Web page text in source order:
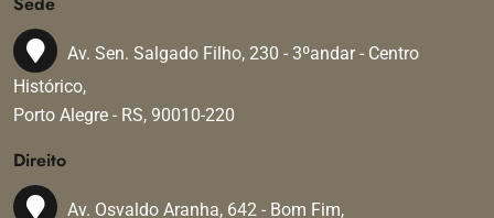
Av. Sen. Salgado Filho, 230 - 3ºandar - Centro
Histórico,
Porto Alegre - RS, 90010-220
Direito
Av. Osvaldo Aranha, 642 - Bom Fim,